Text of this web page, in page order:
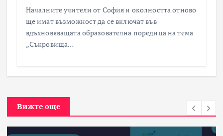
Началните учители от София и околността отново
ще имат възможност да се включат във
вдъхновяващата образователна поредица на тема
„Съкровища…
Вижте още